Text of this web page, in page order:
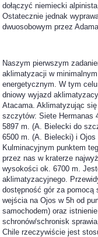
dołączyć niemiecki
Ostatecznie jednak
dwuosobowym przez
Naszym pierwszym
aklimatyzacji w
energetycznym. W tym
dniowy wyjazd
Atacama. Aklimatyzując
szczytów: Siete Hermanas
5897 m. (A. Bielecki do
6500 m. (A. Bielecki) i Ojos
Kulminacyjnym punktem
przez nas w kraterze
wysokości ok. 6700 m.
aklimatyzacyjnego.
dostępność gór za pomocą
wejścia na Ojos w 5h od
samochodem) oraz
schronów/schronisk
Chile rzeczywiście jest